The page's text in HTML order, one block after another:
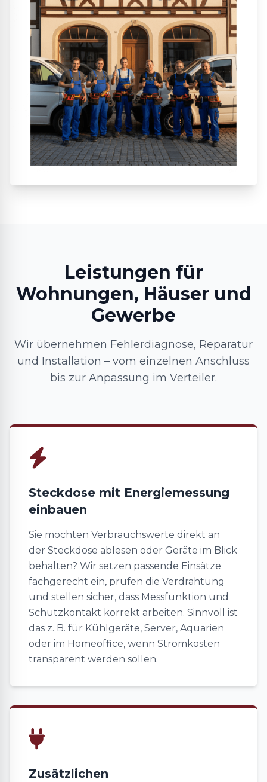
Leistungen für
Wohnungen, Häuser und
Gewerbe
Wir übernehmen Fehlerdiagnose, Reparatur
und Installation – vom einzelnen Anschluss
bis zur Anpassung im Verteiler.
Steckdose mit Energiemessung
einbauen
Sie möchten Verbrauchswerte direkt an
der Steckdose ablesen oder Geräte im Blick
behalten? Wir setzen passende Einsätze
fachgerecht ein, prüfen die Verdrahtung
und stellen sicher, dass Messfunktion und
Schutzkontakt korrekt arbeiten. Sinnvoll ist
das z. B. für Kühlgeräte, Server, Aquarien
oder im Homeoffice, wenn Stromkosten
transparent werden sollen.
Zusätzlichen